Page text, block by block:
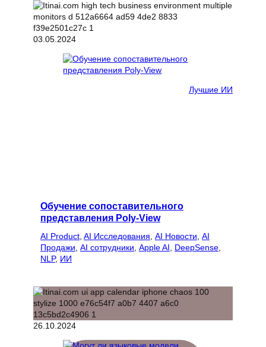
03.05.2024
Лучшие ИИ
Обучение сопоставительного
представления Poly-View
AI Product AI Исследования AI Новости AI
Продажи AI сотрудники Apple AI DeepSense
NLP, ИИ
26.10.2024